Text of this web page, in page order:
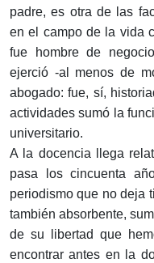
padre, es otra de las
en el campo de la vida
fue hombre de
ejerció -al menos de
abogado: fue, sí,
actividades sumó la
universitario.
A la docencia llega
pasa los cincuenta
periodismo que no deja
también absorbente,
de su libertad que
encontrar antes en la